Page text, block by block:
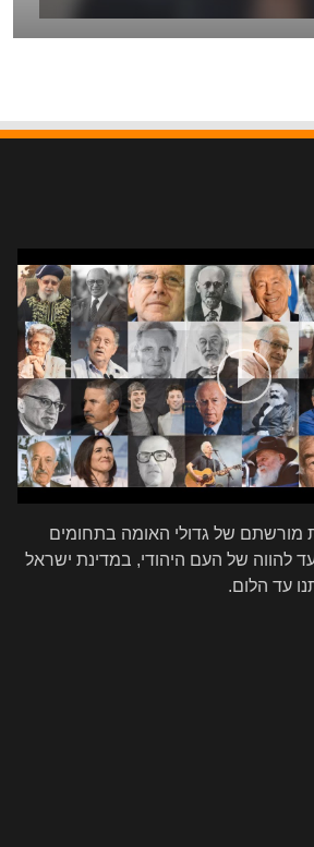
של גדולי האומה בתחומים
להווה של העם היהודי, במדינת ישראל
עד הלום.